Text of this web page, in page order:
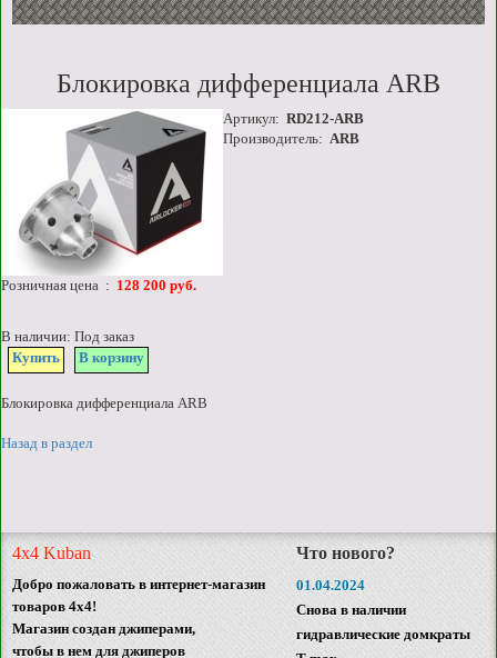
Блокировка дифференциала ARB
Артикул: RD212-ARB
Производитель: ARB
Розничная цена : 128 200 руб.
В наличии: Под заказ
Купить
В корзину
Блокировка дифференциала ARB
Назад в раздел
4x4 Kuban
Добро пожаловать в интернет-магазин
товаров 4x4!
Магазин создан джиперами,
чтобы в нем для джиперов
Что нового?
01.04.2024
Снова в наличии
гидравлические домкраты